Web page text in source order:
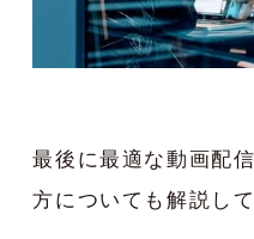
最後に最適な動画配
方についても解説し